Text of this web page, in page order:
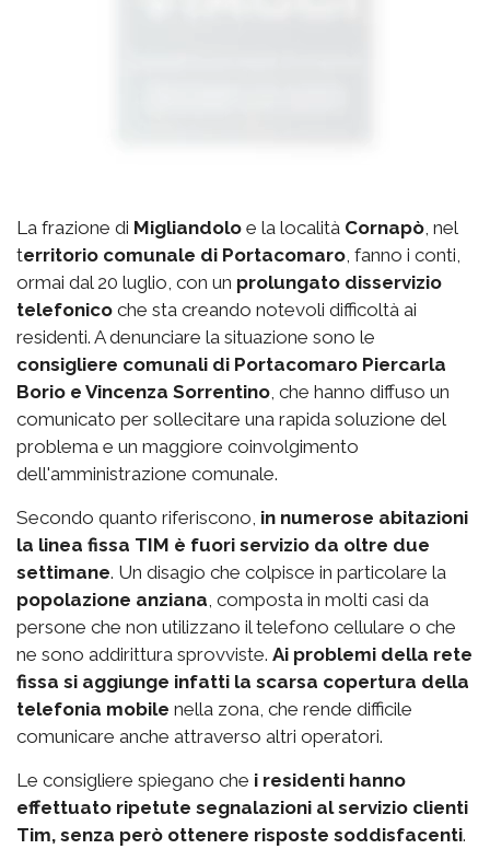
La frazione di Migliandolo e la località Cornapò , nel
territorio comunale di Portacomaro , fanno i conti,
ormai dal 20 luglio, con un prolungato disservizio
telefonico che sta creando notevoli difficoltà ai
residenti. A denunciare la situazione sono le
consigliere comunali di Portacomaro Piercarla
Borio e Vincenza Sorrentino , che hanno diffuso un
comunicato per sollecitare una rapida soluzione del
problema e un maggiore coinvolgimento
dell'amministrazione comunale.
Secondo quanto riferiscono, in numerose abitazioni
la linea fissa TIM è fuori servizio da oltre due
settimane. Un disagio che colpisce in particolare la
popolazione anziana , composta in molti casi da
persone che non utilizzano il telefono cellulare o che
ne sono addirittura sprovviste. Ai problemi della rete
fissa si aggiunge infatti la scarsa copertura della
telefonia mobile nella zona, che rende difficile
comunicare anche attraverso altri operatori.
Le consigliere spiegano che i residenti hanno
effettuato ripetute segnalazioni al servizio clienti
Tim, senza però ottenere risposte soddisfacenti.